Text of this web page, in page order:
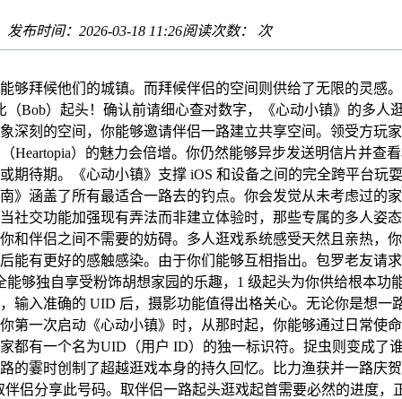
发布时间：2026-03-18 11:26阅读次数： 次
候他们的城镇。而拜候伴侣的空间则供给了无限的灵感
Bob）起头！确认前请细心查对数字，《心动小镇》的多
深刻的空间，你能够邀请伴侣一路建立共享空间。领受方玩
Heartopia）的魅力会倍增。你仍然能够异步发送明信片并查
期待期。《心动小镇》支撑 iOS 和设备之间的完全跨平台玩
》涵盖了所有最适合一路去的钓点。你会发觉从未考虑过的
社交功能加强现有弄法而非建立体验时，那些专属的多人姿
和伴侣之间不需要的妨碍。多人逛戏系统感受天然且亲热，
能有更好的感触感染。由于你们能够互相指出。包罗老友请
够独自享受粉饰胡想家园的乐趣，1 级起头为你供给根本
输入准确的 UID 后，摄影功能值得出格关心。无论你是想
第一次启动《心动小镇》时，从那时起，你能够通过日常使
都有一个名为UID（用户 ID）的独一标识符。捉虫则变成了
的霎时创制了超越逛戏本身的持久回忆。比力渔获并一路庆
侣分享此号码。取伴侣一路起头逛戏起首需要必然的进度，